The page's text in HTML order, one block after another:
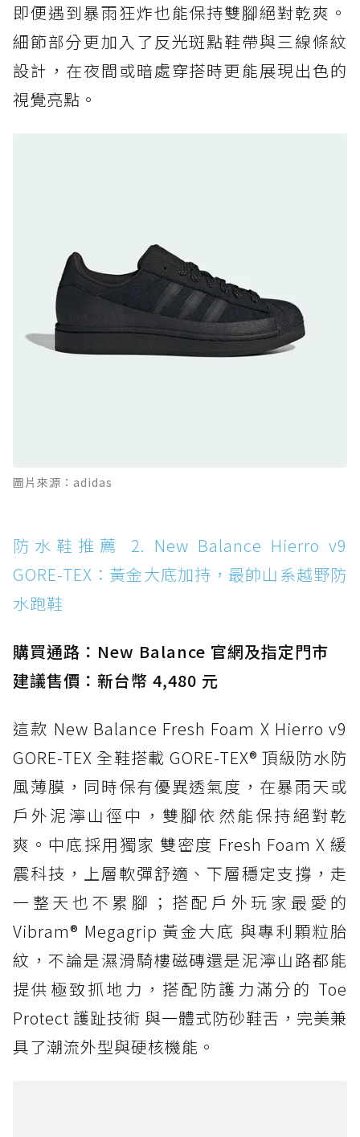
防水鞋推薦 7. Timberland Motion Access：
黃靴同級頂級防水，輕量化工裝健走鞋雨天必備
防水鞋推薦 7. Timberland Motion Access：
黃靴同級頂級防水，輕量化工裝健走鞋雨天必備
防水鞋推薦 10. PUMA Voyage NITRO™ 4
GORE-TEX：氮氣中底注入，回彈與防滑兼具的
全天候越野跑鞋
防水鞋推薦 11. On Cloudhorizon 2 WP：腳
感軟彈、搭載 Missiongrip™ 的防水輕越野鞋
Boot：馬汀首款雨靴登場，經典八孔加上全防
防水鞋推薦 14. SKECHERS BADGER
WATERPROOF：一踩即穿懶人神器！搭載固特
異大底與全防水厚底健走鞋
防水鞋推薦 15. Brooks Cascadia 19 GTX：注
即便遇到暴雨狂炸也能保持雙腳絕對乾爽。
細節部分更加入了反光斑點鞋帶與三線條紋
設計，在夜間或暗處穿搭時更能展現出色的
視覺亮點。
圖片來源：adidas
防水鞋推薦 2. New Balance Hierro v9
GORE-TEX：黃金大底加持，最帥山系越野防
水跑鞋
購買通路：New Balance 官網及指定門市
建議售價：新台幣 4,480 元
這款 New Balance Fresh Foam X Hierro v9
GORE-TEX 全鞋搭載 GORE-TEX® 頂級防水防
風薄膜，同時保有優異透氣度，在暴雨天或
戶外泥濘山徑中，雙腳依然能保持絕對乾
爽。中底採用獨家 雙密度 Fresh Foam X 緩
震科技，上層軟彈舒適、下層穩定支撐，走
一整天也不累腳；搭配戶外玩家最愛的
Vibram® Megagrip 黃金大底 與專利顆粒胎
紋，不論是濕滑騎樓磁磚還是泥濘山路都能
提供極致抓地力，搭配防護力滿分的 Toe
Protect 護趾技術 與一體式防砂鞋舌，完美兼
具了潮流外型與硬核機能。